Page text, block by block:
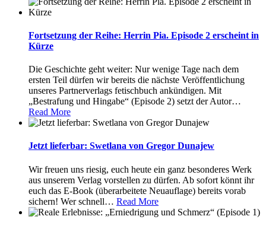
Fortsetzung der Reihe: Herrin Pia. Episode 2 erscheint in
Kürze
Die Geschichte geht weiter: Nur wenige Tage nach dem
ersten Teil dürfen wir bereits die nächste Veröffentlichung
unseres Partnerverlags fetischbuch ankündigen. Mit
„Bestrafung und Hingabe“ (Episode 2) setzt der Autor…
Read More
Jetzt lieferbar: Swetlana von Gregor Dunajew
Wir freuen uns riesig, euch heute ein ganz besonderes Werk
aus unserem Verlag vorstellen zu dürfen. Ab sofort könnt ihr
euch das E-Book (überarbeitete Neuauflage) bereits vorab
sichern! Wer schnell… Read More